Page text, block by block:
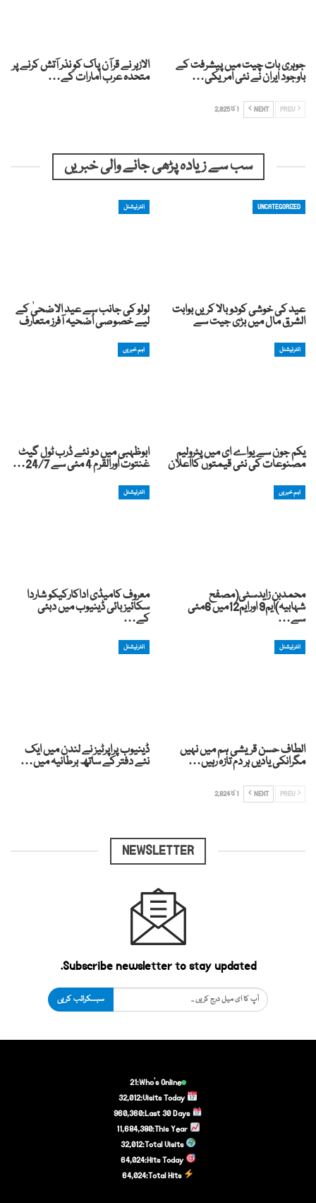
جوہری بات چیت میں پیشرفت کے
باوجود ایران نے نئی امریکی…
الازہر نے قرآن پاک کو نذر آتش کرنے پر
متحدہ عرب امارات کے…
NEXT 1 کا 2,825
سب سے زیادہ پڑھی جانے والی خبریں
UNCATEGORIZED
عید کی خوشی کودوبالا کریں بوابت
الشرق مال میں بڑی جیت سے
انٹرنیشنل
لولو کی جانب سے عید الاضحیٰ کے
لیے خصوصی اُضحیہ آفرز متعارف
انٹرنیشنل
یکم جون سے یواے ای میں پٹرولیم
مصنوعات کی نئی قیمتوں کااعلان
اہم خبریں
ابوظہبی میں دو نئے ڈرب ٹول گیٹ
غنتوت اورالقرم 4 مئی سے 24/7…
اہم خبریں
محمدبن زایدسٹی(مصفح
شہابیہ)ایم9 اورایم12میں 6مئی
سے…
انٹرنیشنل
معروف کامیڈی اداکارکیکو شاردا
سکائیز بائی ڈینیوب میں دبئی
کے…
انٹرنیشنل
الطاف حسن قریشی ہم میں نہیں
مگرانکی یادیں ہر دم تازہ رہیں…
انٹرنیشنل
ڈینیوب پراپرٹیز نے لندن میں ایک
نئے دفتر کے ساتھ برطانیہ میں…
NEXT 1 کا 2,824
NEWSLETTER
Subscribe newsletter to stay updated.
سبسکرائب کریں
Who's Online:
21
Visits Today:
32,012
Last 30 Days:
960,360
This Year:
11,684,380
Total Visits:
32,012
Hits Today:
64,024
Total Hits:
64,024